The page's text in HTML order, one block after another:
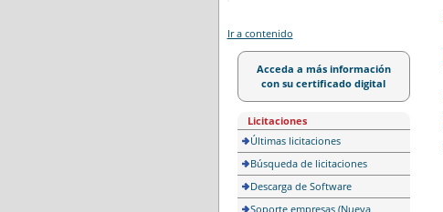
Ir a contenido
Acceda a más información
con su certificado digital
Licitaciones
Últimas licitaciones
Búsqueda de licitaciones
Descarga de Software
Soporte empresas (Nueva